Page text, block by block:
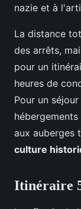
nazie et à
La distance
des arrêts,
pour un
heures de
Pour un
aux auberges
culture
Itinéraire